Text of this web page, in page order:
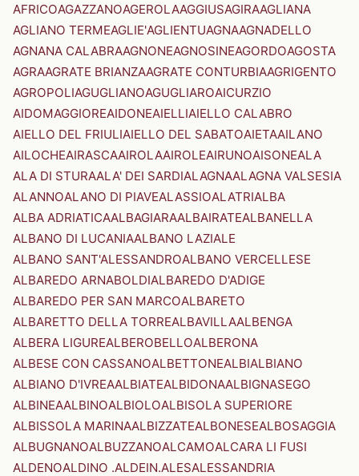
AFRICOAGAZZANOAGEROLAAGGIUSAGIRAAGLIANA
AGLIANO TERMEAGLIE'AGLIENTUAGNAAGNADELLO
AGNANA CALABRAAGNONEAGNOSINEAGORDOAGOSTA
AGRAAGRATE BRIANZAAGRATE CONTURBIAAGRIGENTO
AGROPOLIAGUGLIANOAGUGLIAROAICURZIO
AIDOMAGGIOREAIDONEAIELLIAIELLO CALABRO
AIELLO DEL FRIULIAIELLO DEL SABATOAIETAAILANO
AILOCHEAIRASCAAIROLAAIROLEAIRUNOAISONEALA
ALA DI STURAALA' DEI SARDIALAGNAALAGNA VALSESIA
ALANNOALANO DI PIAVEALASSIOALATRIALBA
ALBA ADRIATICAALBAGIARAALBAIRATEALBANELLA
ALBANO DI LUCANIAALBANO LAZIALE
ALBANO SANT'ALESSANDROALBANO VERCELLESE
ALBAREDO ARNABOLDIALBAREDO D'ADIGE
ALBAREDO PER SAN MARCOALBARETO
ALBARETTO DELLA TORREALBAVILLAALBENGA
ALBERA LIGUREALBEROBELLOALBERONA
ALBESE CON CASSANOALBETTONEALBIALBIANO
ALBIANO D'IVREAALBIATEALBIDONAALBIGNASEGO
ALBINEAALBINOALBIOLOALBISOLA SUPERIORE
ALBISSOLA MARINAALBIZZATEALBONESEALBOSAGGIA
ALBUGNANOALBUZZANOALCAMOALCARA LI FUSI
ALDENOALDINO .ALDEIN.ALESALESSANDRIA